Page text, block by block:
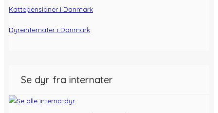
Kattepensioner i Danmark
Dyreinternater i Danmark
Se dyr fra internater